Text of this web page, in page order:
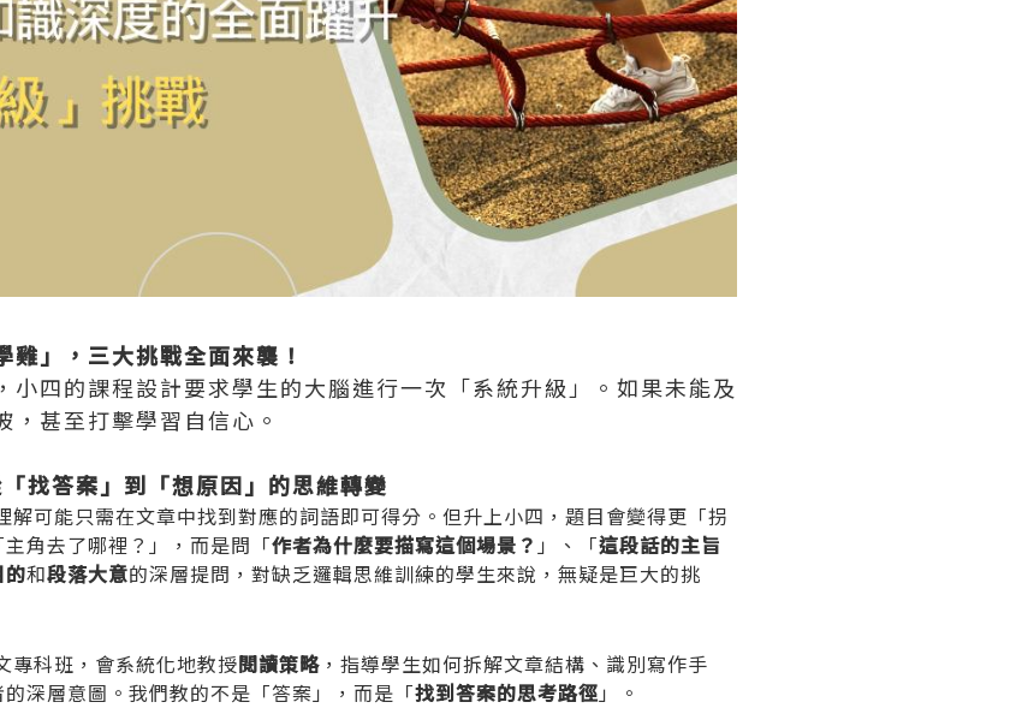
」，三大挑戰全面來襲！
小四的課程設計要求學生的大腦進行一次「系統升級」。如果未能及
甚至打擊學習自信心。
找答案」到「想原因」的思維轉變
解可能只需在文章中找到對應的詞語即可得分。但升上小四，題目會變得更「拐
角去了哪裡？」，而是問「作者為什麼要描寫這個場景？ 」、「這段話的主旨
的和段落大意的深層提問，對缺乏邏輯思維訓練的學生來說，無疑是巨大的挑
專科班 ，會系統化地教授閱讀策略 ，指導學生如何拆解文章結構、識別寫作手
深層意圖。我們教的不是「答案」，而是「找到答案的思考路徑 」。